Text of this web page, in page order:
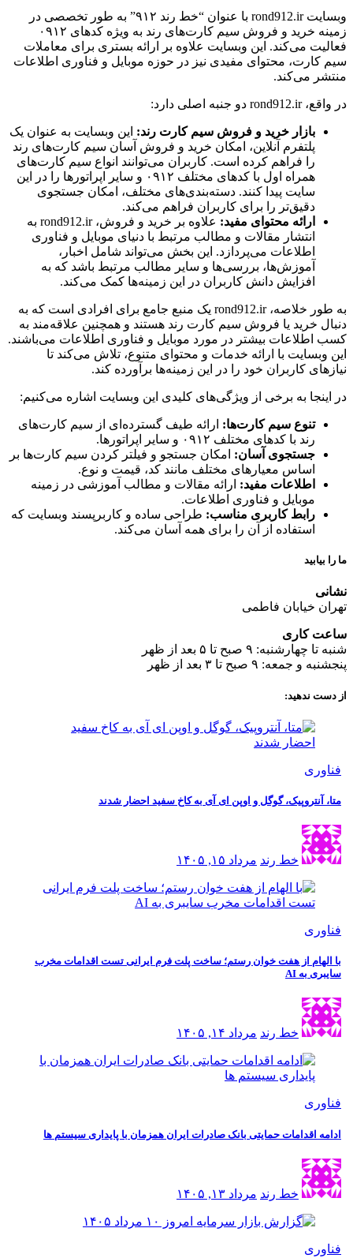
وبسایت rond912.ir با عنوان “خط رند ۹۱۲” به طور تخصصی در
زمینه خرید و فروش سیم کارت‌های رند به ویژه کدهای ۰۹۱۲
فعالیت می‌کند. این وبسایت علاوه بر ارائه بستری برای معاملات
سیم کارت، محتوای مفیدی نیز در حوزه موبایل و فناوری اطلاعات
منتشر می‌کند.
در واقع، rond912.ir دو جنبه اصلی دارد:
بازار خرید و فروش سیم کارت رند: این وبسایت به عنوان یک
پلتفرم آنلاین، امکان خرید و فروش آسان سیم کارت‌های رند
را فراهم کرده است. کاربران می‌توانند انواع سیم کارت‌های
همراه اول با کدهای مختلف ۰۹۱۲ و سایر اپراتورها را در این
سایت پیدا کنند. دسته‌بندی‌های مختلف، امکان جستجوی
دقیق‌تر را برای کاربران فراهم می‌کند.
ارائه محتوای مفید:
علاوه بر خرید و فروش، rond912.ir به
انتشار مقالات و مطالب مرتبط با دنیای موبایل و فناوری
اطلاعات می‌پردازد. این بخش می‌تواند شامل اخبار،
آموزش‌ها، بررسی‌ها و سایر مطالب مرتبط باشد که به
افزایش دانش کاربران در این زمینه‌ها کمک می‌کند.
به طور خلاصه، rond912.ir یک منبع جامع برای افرادی است که به
دنبال خرید یا فروش سیم کارت رند هستند و همچنین علاقه‌مند به
کسب اطلاعات بیشتر در مورد موبایل و فناوری اطلاعات می‌باشند.
این وبسایت با ارائه خدمات و محتوای متنوع، تلاش می‌کند تا
نیازهای کاربران خود را در این زمینه‌ها برآورده کند.
در اینجا به برخی از ویژگی‌های کلیدی این وبسایت اشاره می‌کنیم:
تنوع سیم کارت‌ها: ارائه طیف گسترده‌ای از سیم کارت‌های
رند با کدهای مختلف ۰۹۱۲ و سایر اپراتورها.
جستجوی آسان: امکان جستجو و فیلتر کردن سیم کارت‌ها بر
اساس معیارهای مختلف مانند کد، قیمت و نوع.
اطلاعات مفید: ارائه مقالات و مطالب آموزشی در زمینه
موبایل و فناوری اطلاعات.
رابط کاربری مناسب: طراحی ساده و کاربرپسند وبسایت که
استفاده از آن را برای همه آسان می‌کند.
ما را بیابید
نشانی
تهران خیابان فاطمی
ساعت کاری
شنبه تا چهارشنبه: ۹ صبح تا ۵ بعد از ظهر
پنجشنبه و جمعه: ۹ صبح تا ۳ بعد از ظهر
از دست ندهید:
فناوری
متا، آنتروپیک، گوگل و اوپن ای آی به کاخ سفید احضار شدند
خط رند مرداد ۱۵, ۱۴۰۵
فناوری
با الهام از هفت خوان رستم؛ ساخت پلت فرم ایرانی تست اقدامات مخرب
سایبری به AI
خط رند مرداد ۱۴, ۱۴۰۵
فناوری
ادامه اقدامات حمایتی بانک صادرات ایران همزمان با پایداری سیستم ها
خط رند مرداد ۱۳, ۱۴۰۵
فناوری